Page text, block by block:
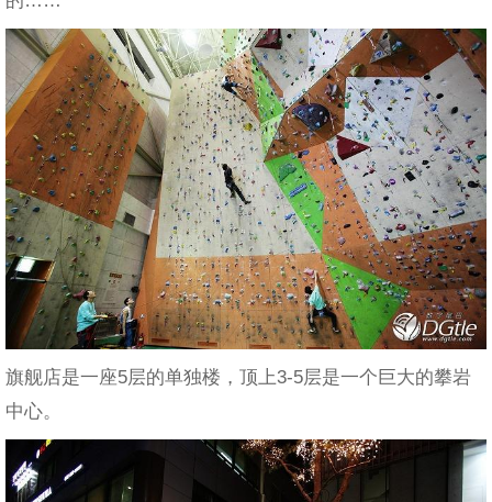
旗舰店是一座5层的单独楼，顶上3-5层是一个巨大的攀岩
中心。